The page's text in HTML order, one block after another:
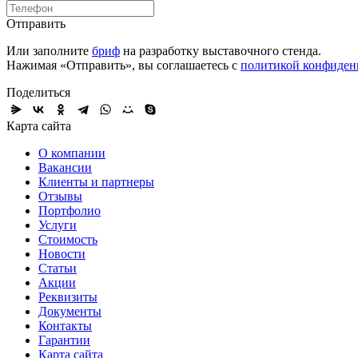
Отправить
Или заполните бриф на разработку выставочного стенда.
Нажимая «Отправить», вы соглашаетесь с политикой
Поделиться
Карта сайта
О компании
Вакансии
Клиенты и партнеры
Отзывы
Портфолио
Услуги
Стоимость
Новости
Статьи
Акции
Реквизиты
Документы
Контакты
Гарантии
Карта сайта